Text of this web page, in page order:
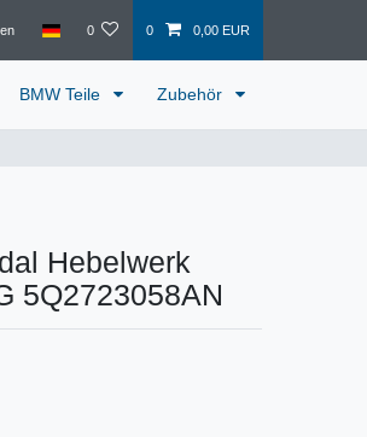
0 0 0,00 EUR
BMW Teile Zubehör
Hebelwerk
5Q2723058AN